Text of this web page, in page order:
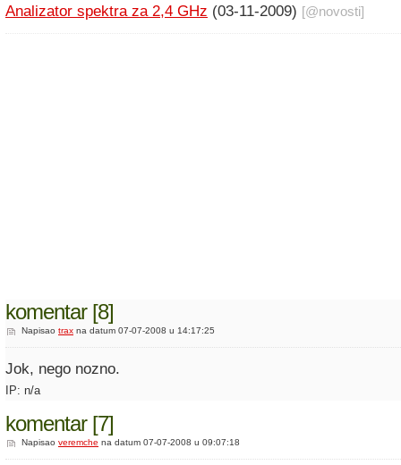
Analizator spektra za 2,4 GHz (03-11-2009) [@novosti]
komentar [8]
Napisao trax na datum 07-07-2008 u 14:17:25
Jok, nego nozno.
IP: n/a
komentar [7]
Napisao veremche na datum 07-07-2008 u 09:07:18